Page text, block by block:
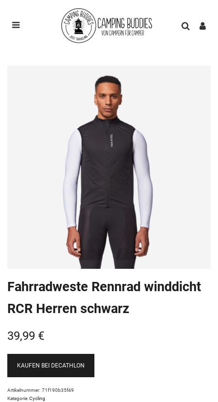
Fahrradweste Rennrad winddicht
RCR Herren schwarz
39,99 €
KAUFEN BEI DECATHLON
Artikelnummer: 71f190b35f49
Kategorie:Cycling